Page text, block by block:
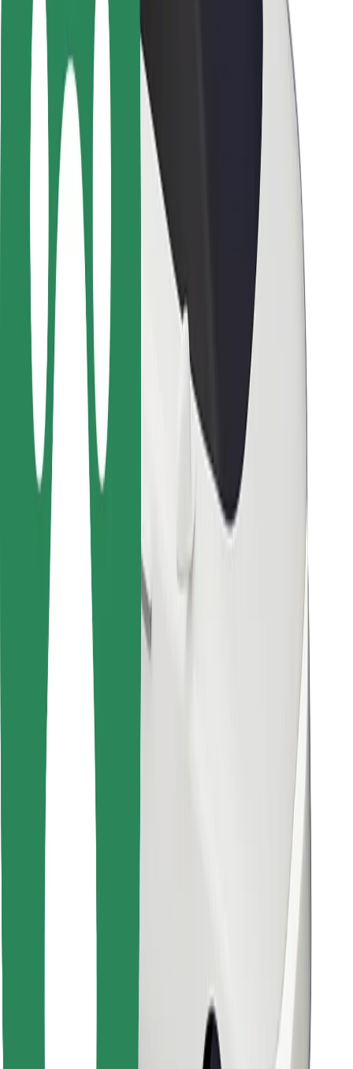
Autovadītāju drošība
Skrejriteņu drošība
Drošības laboratorija
Pilsētas
Pilsētas
Risinājumi pilsētām
Lidostas
Bolt uzlādes statīvi
Palīdzība
Pasažieriem
Autovadītājiem
Kurjeriem
Bolt Food
Autoparku īpašniekiem
Restorāniem
Bolt for Business
Noteikumi un nosacījumi
Sīkdatnes
Drošība
Saņem braucienu minūšu laikā!
Lejupielādē Bolt lietotni
Lejupielādē Bolt Food lietotni